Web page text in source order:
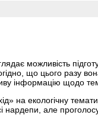
можливість
що цього разу
інформацію щодо
на екологічну
нардепи, але